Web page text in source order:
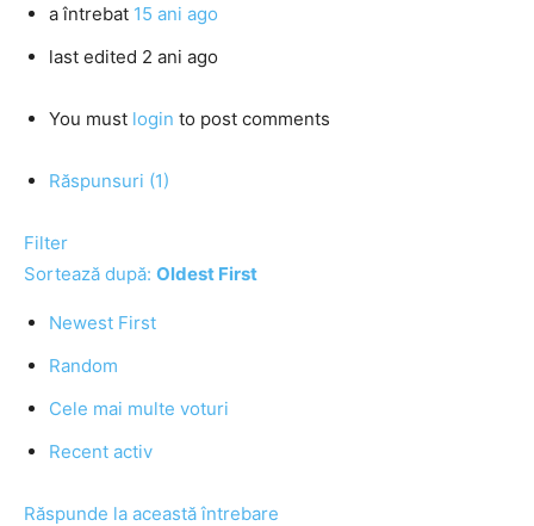
a întrebat 15 ani ago
last edited 2 ani ago
You must login to post comments
Răspunsuri (1)
Filter
Sortează după: Oldest First
Newest First
Random
Cele mai multe voturi
Recent activ
Răspunde la această întrebare